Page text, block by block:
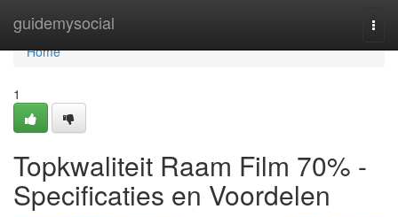
guidemysocial
Home
Home
1
Topkwaliteit Raam Film 70% -
Specificaties en Voordelen